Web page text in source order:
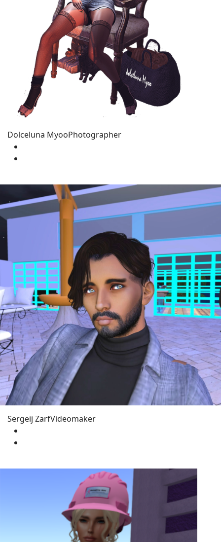
Dolceluna MyooPhotographer
Sergeij ZarfVideomaker